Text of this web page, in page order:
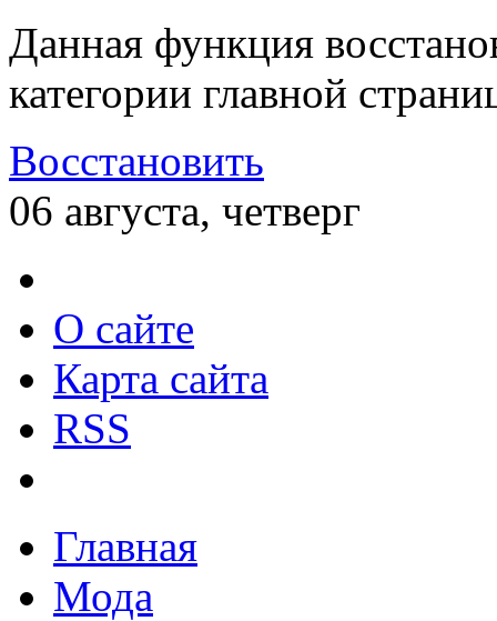
Данная функция
категории главной
Восстановить
06 августа, четверг
О сайте
Карта сайта
RSS
Главная
Мода